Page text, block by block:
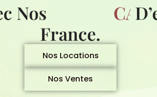
Nos
C A F TA
Nos Locations
Nos Ventes